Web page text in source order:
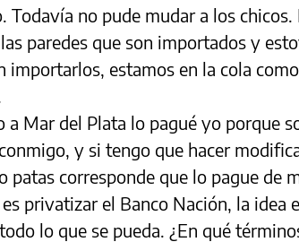
Todavía no pude mudar a los
paredes que son importados y
importarlos, estamos en la cola
a Mar del Plata lo pagué yo porque
y si tengo que hacer
patas corresponde que lo pague de
es privatizar el Banco Nación, la idea
lo que se pueda. ¿En qué